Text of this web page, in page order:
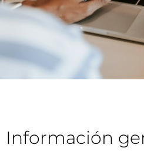
Información